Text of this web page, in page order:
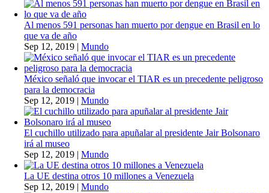
Al menos 591 personas han muerto por dengue en Brasil en lo
que va de año
Sep 12, 2019 | Mundo
México señaló que invocar el TIAR es un precedente peligroso
para la democracia
Sep 12, 2019 | Mundo
El cuchillo utilizado para apuñalar al presidente Jair Bolsonaro
irá al museo
Sep 12, 2019 | Mundo
La UE destina otros 10 millones a Venezuela
Sep 12, 2019 | Mundo